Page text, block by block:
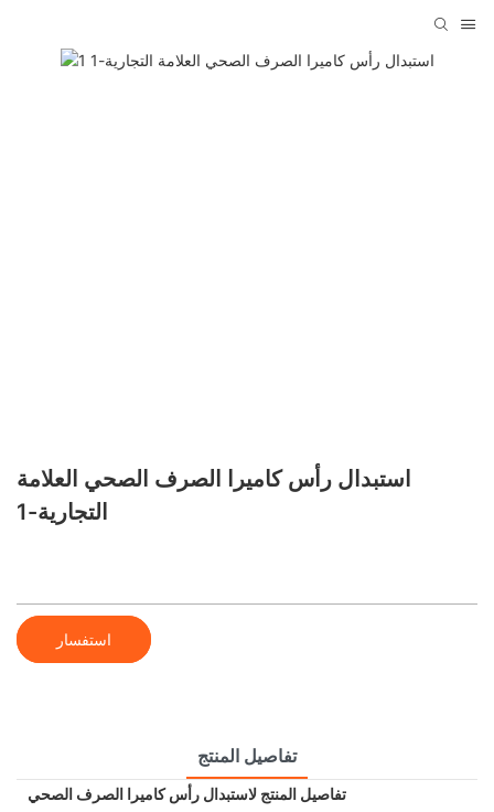
استبدال رأس كاميرا الصرف الصحي العلامة
التجارية-1
استفسار
تفاصيل المنتج
تفاصيل المنتج لاستبدال رأس كاميرا الصرف الصحي